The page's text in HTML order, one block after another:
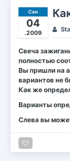
Сен
04
.2009
Свеча
полностью
Вы пришли на
вариантов не
Как же
Варианты
Слева вы